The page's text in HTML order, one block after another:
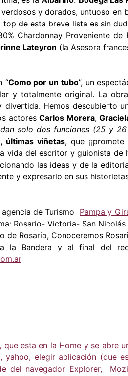
y dorados, untuoso
de esta breve lista es sin
Chardonnay Proveniente
Lateyron (la Asesora
“Como por un tubo”, un
y totalmente original. La
divertida. Hemos
actoresCarlos Morera,
solo dos funciones (25 y
últimas viñetas, que
vida del escritor y guionista de
las ideas y de la
y expresarlo en sus
de Turismo Pampa y
Rosario- Victoria- San
de Rosario, Conoceremos
la Bandera y al final del
que esta en la Home y se
yahoo, elegir aplicación (que
del navegador Explorer,